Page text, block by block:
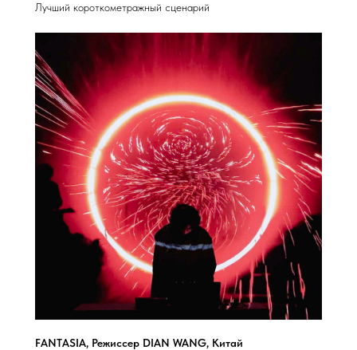
Лучший короткометражный сценарий
FANTASIA, Режиссер DIAN WANG, Китай